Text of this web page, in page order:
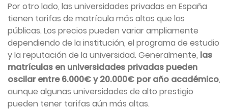
Por otro lado, las universidades privadas en España
tienen tarifas de matrícula más altas que las
públicas. Los precios pueden variar ampliamente
dependiendo de la institución, el programa de estudio
y la reputación de la universidad. Generalmente, las
matrículas en universidades privadas pueden
oscilar entre 6.000€ y 20.000€ por año académico,
aunque algunas universidades de alto prestigio
pueden tener tarifas aún más altas.